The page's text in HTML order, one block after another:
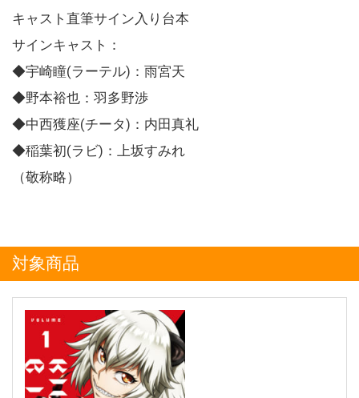
キャスト直筆サイン入り台本
サインキャスト：
◆宇崎瞳(ラーテル)：雨宮天
◆野本裕也：羽多野渉
◆中西獲座(チータ)：内田真礼
◆稲葉初(ラビ)：上坂すみれ
（敬称略）
対象商品